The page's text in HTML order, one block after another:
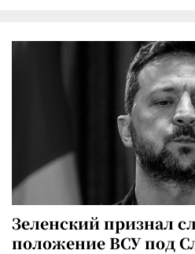
Зеленский признал
положение ВСУ под